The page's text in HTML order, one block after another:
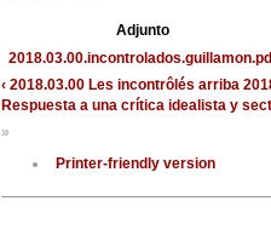
Adjunto
‹ 2018.03.00 Les incontrôlés arriba
Respuesta a una crítica idealista y
»
Printer-friendly version